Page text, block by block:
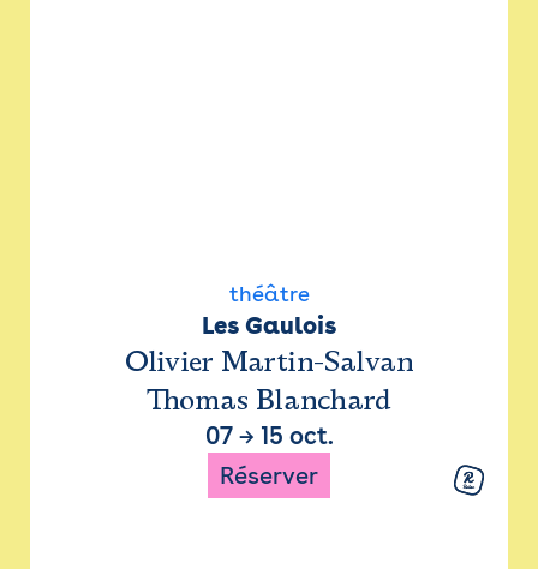
théâtre
Les Gaulois
Olivier Martin-Salvan
Thomas Blanchard
07→ 15 oct.
Réserver